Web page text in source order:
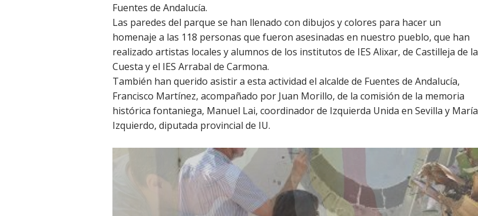
Fuentes de Andalucía.
Las paredes del parque se han llenado con dibujos y colores para hacer un
homenaje a las 118 personas que fueron asesinadas en nuestro pueblo, que han
realizado artistas locales y alumnos de los institutos de IES Alixar, de Castilleja de la
Cuesta y el IES Arrabal de Carmona.
También han querido asistir a esta actividad el alcalde de Fuentes de Andalucía,
Francisco Martínez, acompañado por Juan Morillo, de la comisión de la memoria
histórica fontaniega, Manuel Lai, coordinador de Izquierda Unida en Sevilla y María
Izquierdo, diputada provincial de IU.